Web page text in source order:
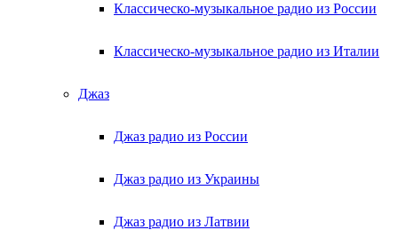
Классическо-музыкальное радио из России
Классическо-музыкальное радио из Италии
Джаз
Джаз радио из России
Джаз радио из Украины
Джаз радио из Латвии